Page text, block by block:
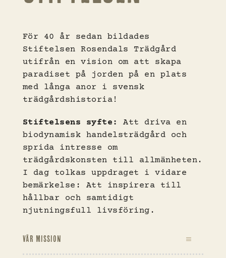
För 40 år sedan bildades
Stiftelsen Rosendals Trädgård
utifrån en vision om att skapa
paradiset på jorden på en plats
med långa anor i svensk
trädgårdshistoria!
Stiftelsens syfte:
Att driva en
biodynamisk handelsträdgård och
sprida intresse om
trädgårdskonsten till allmänheten.
I dag tolkas uppdraget i vidare
bemärkelse: Att inspirera till
hållbar och samtidigt
njutningsfull livsföring.
VÅR MISSION